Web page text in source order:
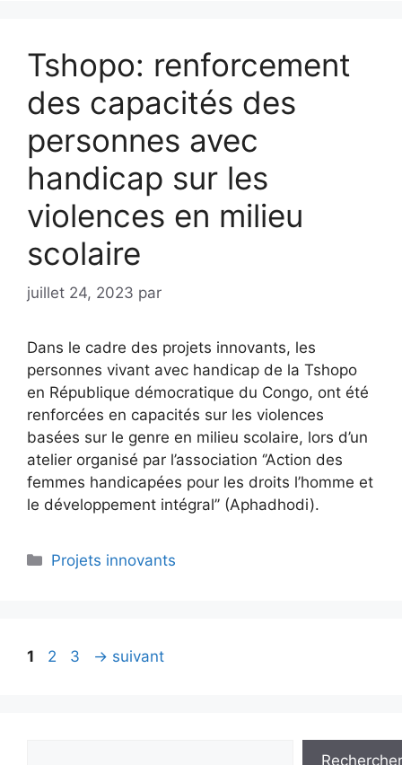
Tshopo: renforcement
des capacités des
personnes avec
handicap sur les
violences en milieu
scolaire
juillet 24, 2023 par
Dans le cadre des projets innovants, les
personnes vivant avec handicap de la Tshopo
en République démocratique du Congo, ont été
renforcées en capacités sur les violences
basées sur le genre en milieu scolaire, lors d’un
atelier organisé par l’association ‘’Action des
femmes handicapées pour les droits l’homme et
le développement intégral’’ (Aphadhodi).
Projets innovants
1 2 3 → suivant
Rechercher